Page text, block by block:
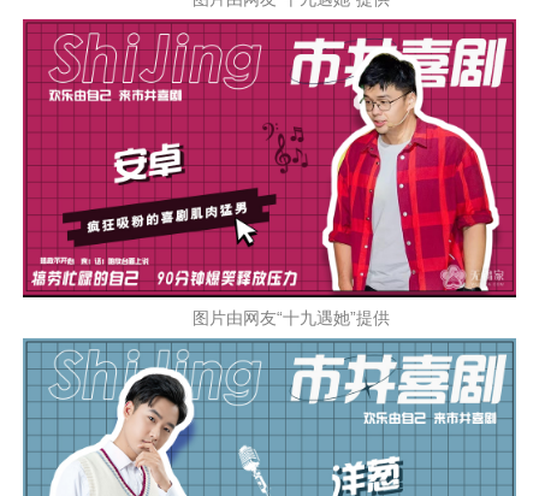
图片由网友“十九遇她”提供